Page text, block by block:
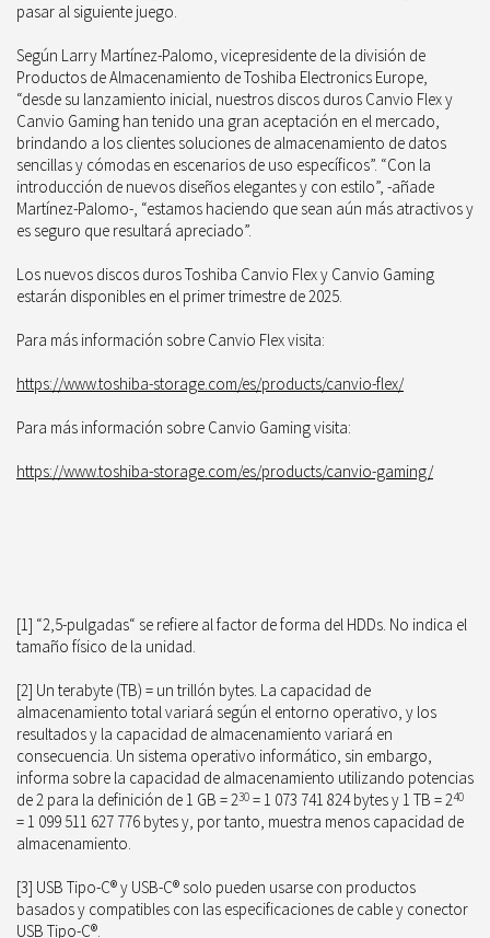
pasar al siguiente juego.
Según Larry Martínez-Palomo, vicepresidente de la división de
Productos de Almacenamiento de Toshiba Electronics Europe,
“desde su lanzamiento inicial, nuestros discos duros Canvio Flex y
Canvio Gaming han tenido una gran aceptación en el mercado,
brindando a los clientes soluciones de almacenamiento de datos
sencillas y cómodas en escenarios de uso específicos”. “Con la
introducción de nuevos diseños elegantes y con estilo”, -añade
Martínez-Palomo-, “estamos haciendo que sean aún más atractivos y
es seguro que resultará apreciado”.
Los nuevos discos duros Toshiba Canvio Flex y Canvio Gaming
estarán disponibles en el primer trimestre de 2025.
Para más información sobre Canvio Flex visita:
https://www.toshiba-storage.com/es/products/canvio-flex/
Para más información sobre Canvio Gaming visita:
https://www.toshiba-storage.com/es/products/canvio-gaming/
[1] “2,5-pulgadas“ se refiere al factor de forma del HDDs. No indica el
tamaño físico de la unidad.
[2] Un terabyte (TB) = un trillón bytes. La capacidad de
almacenamiento total variará según el entorno operativo, y los
resultados y la capacidad de almacenamiento variará en
consecuencia. Un sistema operativo informático, sin embargo,
informa sobre la capacidad de almacenamiento utilizando potencias
de 2 para la definición de 1 GB = 230 = 1 073 741 824 bytes y 1 TB = 240
= 1 099 511 627 776 bytes y, por tanto, muestra menos capacidad de
almacenamiento.
[3] USB Tipo-C® y USB-C® solo pueden usarse con productos
basados y compatibles con las especificaciones de cable y conector
USB Tipo-C®.